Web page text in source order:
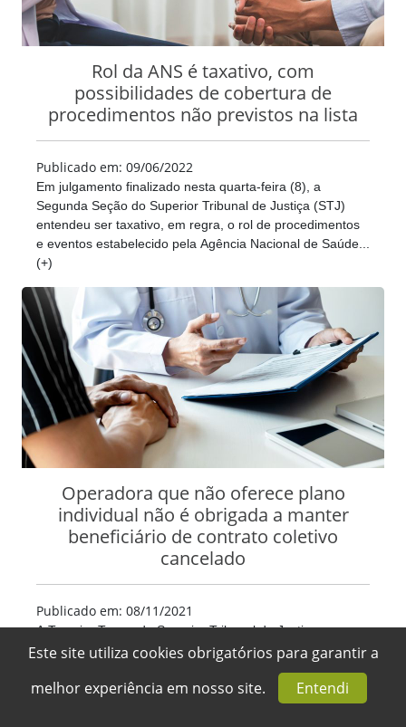
Rol da ANS é taxativo, com
possibilidades de cobertura de
procedimentos não previstos na lista
Publicado em: 09/06/2022
Em julgamento finalizado nesta quarta-feira (8), a
Segunda Seção do Superior Tribunal de Justiça (STJ)
entendeu ser taxativo, em regra, o rol de procedimentos
e eventos estabelecido pela Agência Nacional de Saúde...
(+)
Operadora que não oferece plano
individual não é obrigada a manter
beneficiário de contrato coletivo
cancelado
Publicado em: 08/11/2021
A Terceira Turma do Superior Tribunal de Justiça
(STJ) entendeu que operadoras de plano de saúde não
de plano... (+)
Este site utiliza cookies obrigatórios para garantir a
melhor experiência em nosso site.
Entendi